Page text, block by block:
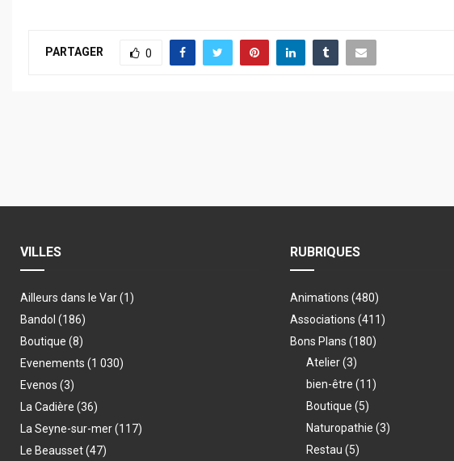
PARTAGER 0
VILLES
Ailleurs dans le Var(1)
Bandol (186)
Boutique (8)
Evenements (1 030)
Evenos (3)
La Cadière (36)
La Seyne-sur-mer(117)
Le Beausset(47)
RUBRIQUES
Animations (480)
Associations (411)
Bons Plans (180)
Atelier(3)
bien-être (11)
Boutique (5)
Naturopathie (3)
Restau (5)